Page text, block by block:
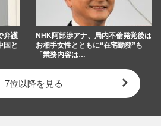
弁護
国と
NHK阿部渉アナ、局内不倫発覚後は
お相手女性とともに“在宅勤務”も
「業務内容は…
7位以降を見る